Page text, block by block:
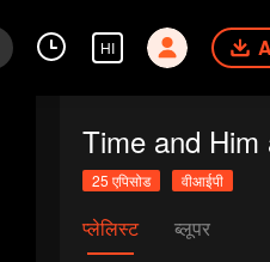
HI
Time and
25 एपिसोड वीआईपी
प्लेलिस्ट ब्लूपर